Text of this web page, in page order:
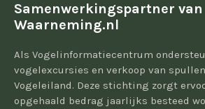
Samenwerkingspartner van
Waarneming.nl
Als Vogelinformatiecentrum
vogelexcursies en verkoop van
Vogeleiland. Deze stichting zorgt
opgehaald bedrag jaarlijks besteed